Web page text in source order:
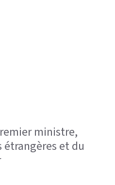
ministre,
et du